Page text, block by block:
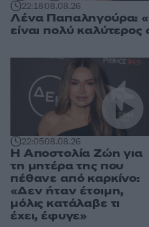
22:1808.08.26
Λένα Παπαληγούρα:
είναι πολύ καλύτερος
22:0508.08.26
Η Αποστολία Ζώη για
τη μητέρα της που
πέθανε από καρκίνο:
«Δεν ήταν έτοιμη,
μόλις κατάλαβε τι
έχει, έφυγε»